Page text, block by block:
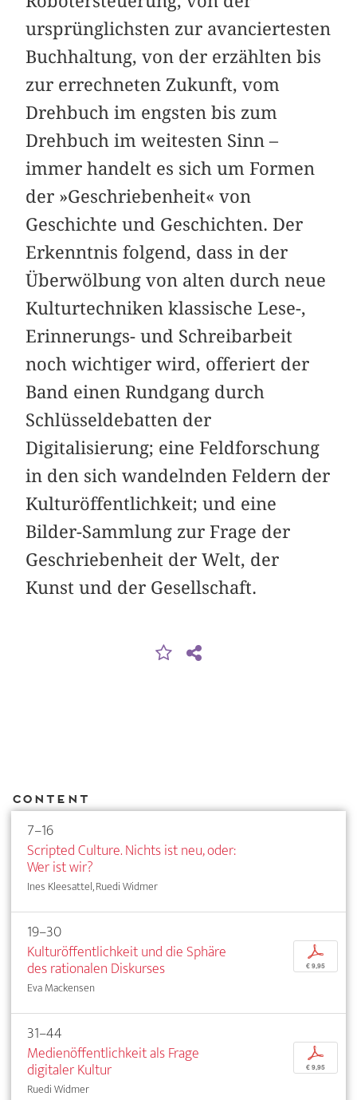
ursprünglichsten zur avanciertesten
Buchhaltung, von der erzählten bis
zur errechneten Zukunft, vom
Drehbuch im engsten bis zum
Drehbuch im weitesten Sinn –
immer handelt es sich um Formen
der »Geschriebenheit« von
Geschichte und Geschichten. Der
Erkenntnis folgend, dass in der
Überwölbung von alten durch neue
Kulturtechniken klassische Lese-,
Erinnerungs- und Schreibarbeit
noch wichtiger wird, offeriert der
Band einen Rundgang durch
Schlüssel­debatten der
Digitalisierung; eine Feldforschung
in den sich wandelnden Feldern der
Kulturöffentlichkeit; und eine
Bilder-Sammlung zur Frage der
Geschriebenheit der Welt, der
Kunst und der Gesellschaft.
Content
7–16
Scripted Culture. Nichts ist neu, oder:
Wer ist wir?
Ines Kleesattel, Ruedi Widmer
19–30
Kulturöffentlichkeit und die Sphäre
des rationalen Diskurses
Eva Mackensen
p
€ 9,95
31–44
Medienöffentlichkeit als Frage
digitaler Kultur
Ruedi Widmer
p
€ 9,95